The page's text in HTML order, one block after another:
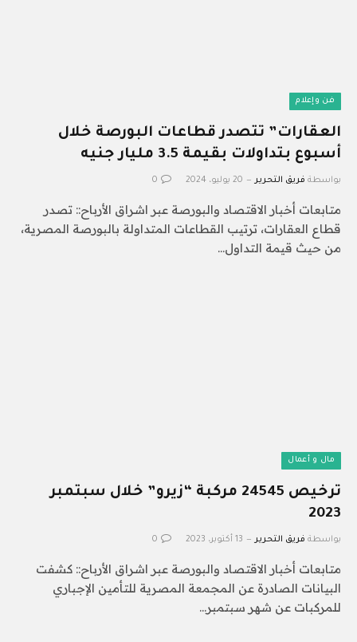
فن وإعلام
العقارات” تتصدر قطاعات البورصة خلال
أسبوع بتداولات بقيمة 3.5 مليار جنيه
بواسطة فريق التحرير 20 يوليو، 2024 0
متابعات أخبار الاقتصاد والبورصة عبر اشراق الأرباح:: تصدر
قطاع العقارات، ترتيب القطاعات المتداولة بالبورصة المصرية،
من حيث قيمة التداول…
مال و أعمال
ترخيص 24545 مركبة “زيرو” خلال سبتمبر
2023
بواسطة فريق التحرير 13 أكتوبر، 2023 0
متابعات أخبار الاقتصاد والبورصة عبر اشراق الأرباح:: كشفت
البيانات الصادرة عن المجمعة المصرية للتأمين الإجباري
للمركبات عن شهر سبتمبر…